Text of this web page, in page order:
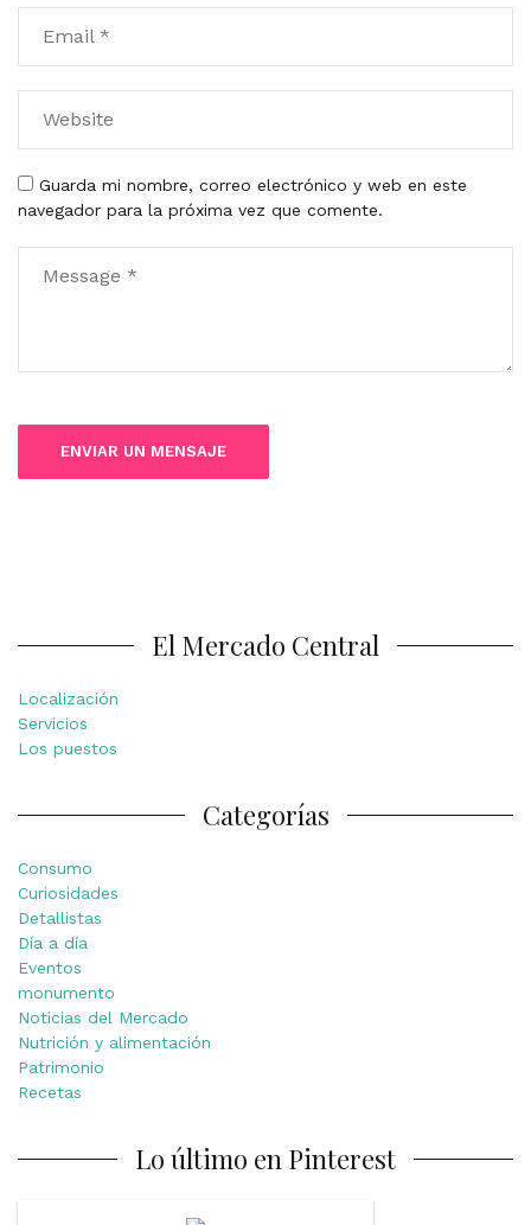
Guarda mi nombre, correo electrónico y web en este
navegador para la próxima vez que comente.
El Mercado Central
Localización
Servicios
Los puestos
Categorías
Consumo
Curiosidades
Detallistas
Día a día
Eventos
monumento
Noticias del Mercado
Nutrición y alimentación
Patrimonio
Recetas
Lo último en Pinterest